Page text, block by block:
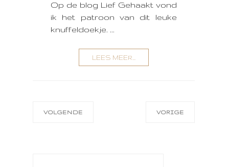
Op de blog Lief Gehaakt vond
ik het patroon van dit leuke
knuffeldoekje. ...
LEES MEER...
VOLGENDE VORIGE